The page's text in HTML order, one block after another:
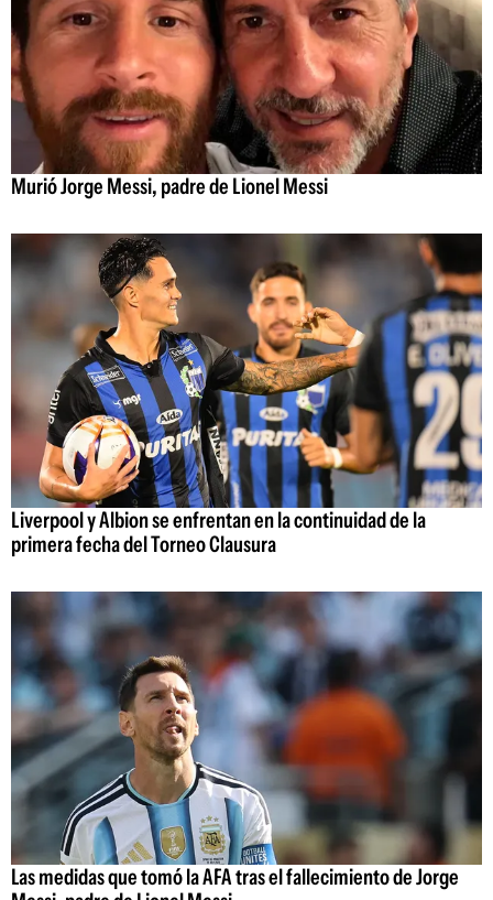
Murió Jorge Messi, padre de Lionel Messi
Liverpool y Albion se enfrentan en la continuidad de la
primera fecha del Torneo Clausura
Las medidas que tomó la AFA tras el fallecimiento de Jorge